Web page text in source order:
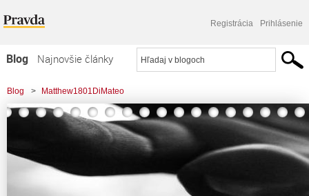
Registrácia Prihlásenie
Blog
Najnovšie články
Najčítanejšie články
Najkomentovanejšie články
Komerčné blogy
Blog > Matthew1801DiMateo
> Stručne. Kto má prospech z toho, čo sa stalo?